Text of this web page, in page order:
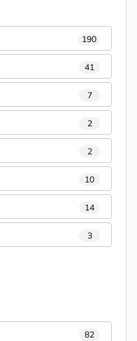
190
41
7
2
2
10
14
3
82